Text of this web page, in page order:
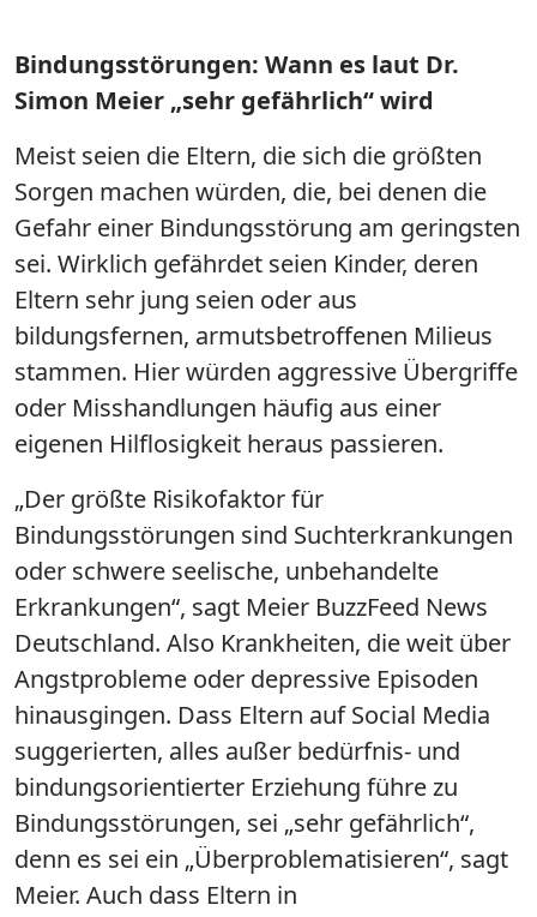
Bindungsstörungen: Wann es laut Dr.
Simon Meier „sehr gefährlich“ wird
Meist seien die Eltern, die sich die größten
Sorgen machen würden, die, bei denen die
Gefahr einer Bindungsstörung am geringsten
sei. Wirklich gefährdet seien Kinder, deren
Eltern sehr jung seien oder aus
bildungsfernen, armutsbetroffenen Milieus
stammen. Hier würden aggressive Übergriffe
oder Misshandlungen häufig aus einer
eigenen Hilflosigkeit heraus passieren.
„Der größte Risikofaktor für
Bindungsstörungen sind Suchterkrankungen
oder schwere seelische, unbehandelte
Erkrankungen“, sagt Meier BuzzFeed News
Deutschland. Also Krankheiten, die weit über
Angstprobleme oder depressive Episoden
hinausgingen. Dass Eltern auf Social Media
suggerierten, alles außer bedürfnis- und
bindungsorientierter Erziehung führe zu
Bindungsstörungen, sei „sehr gefährlich“,
denn es sei ein „Überproblematisieren“, sagt
Meier. Auch dass Eltern in